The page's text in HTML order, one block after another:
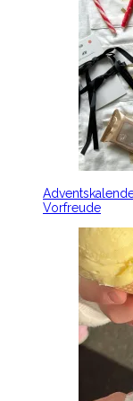
Vorfreude